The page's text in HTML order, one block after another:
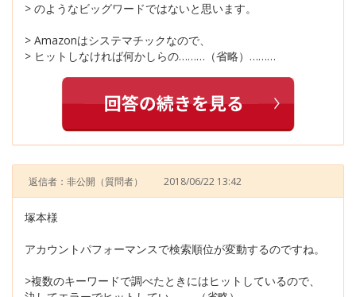
> のようなビッグワードではないと思います。
> Amazonはシステマチックなので、
> ヒットしなければ何かしらの………（省略）………
返信者：非公開 （質問者） 2018/06/22 13:42
塚本様
アカウントパフォーマンスで検索順位が変動するのですね。
>複数のキーワードで調べたときにはヒットしているので、